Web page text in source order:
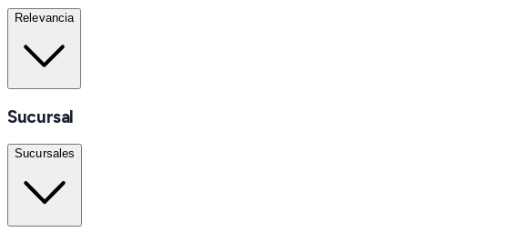
Relevancia
Sucursal
Sucursales